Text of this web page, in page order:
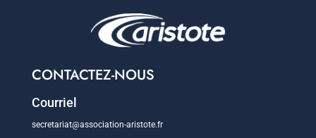
CONTACTEZ-NOUS
Courriel
secretariat@association-aristote.fr